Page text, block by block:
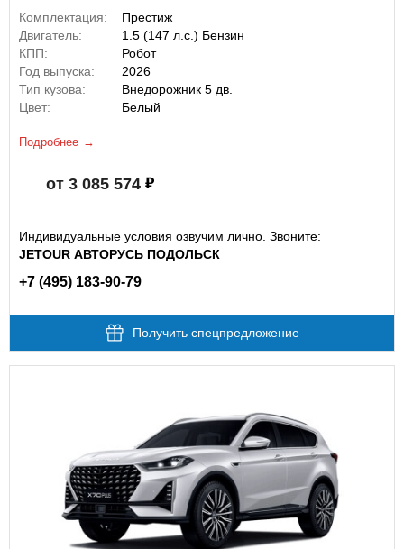
Комплектация:
Престиж
Двигатель:
1.5 (147 л.с.) Бензин
КПП:
Робот
Год выпуска:
2026
Тип кузова:
Внедорожник 5 дв.
Цвет:
Белый
Подробнее
от 3 085 574
Индивидуальные условия озвучим лично. Звоните:
JETOUR АВТОРУСЬ ПОДОЛЬСК
+7 (495) 183-90-79
Получить спецпредложение